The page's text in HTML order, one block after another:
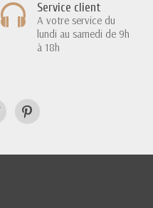
Service client
A votre service du
lundi au samedi de 9h
à 18h